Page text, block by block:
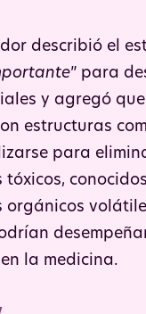
describió el
” para
y agregó
estructuras
para
tóxicos,
orgánicos
la medicina.